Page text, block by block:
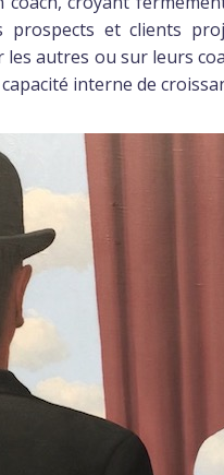
prospects et clients
autres ou sur leurs
interne de